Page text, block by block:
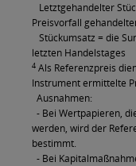
Letztgehandelter
Preisvorfall
Stückumsatz = die
letzten Handelstages
4 Als Referenzpreis
Instrument ermittelte
Ausnahmen:
- Bei Wertpapieren,
werden, wird der
bestimmt.
- Bei